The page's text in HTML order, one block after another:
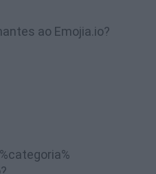
ao Emojia.io?